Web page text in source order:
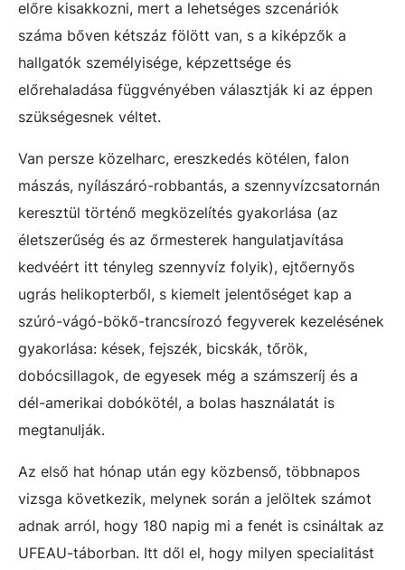
előre kisakkozni, mert a lehetséges szcenáriók
száma bőven kétszáz fölött van, s a kiképzők a
hallgatók személyisége, képzettsége és
előrehaladása függvényében választják ki az éppen
szükségesnek véltet.
Van persze közelharc, ereszkedés kötélen, falon
mászás, nyílászáró-robbantás, a szennyvízcsatornán
keresztül történő megközelítés gyakorlása (az
életszerűség és az őrmesterek hangulatjavítása
kedvéért itt tényleg szennyvíz folyik), ejtőernyős
ugrás helikopterből, s kiemelt jelentőséget kap a
szúró-vágó-bökő-trancsírozó fegyverek kezelésének
gyakorlása: kések, fejszék, bicskák, tőrök,
dobócsillagok, de egyesek még a számszeríj és a
dél-amerikai dobókötél, a bolas használatát is
megtanulják.
Az első hat hónap után egy közbenső, többnapos
vizsga következik, melynek során a jelöltek számot
adnak arról, hogy 180 napig mi a fenét is csináltak az
UFEAU-táborban. Itt dől el, hogy milyen specialitást